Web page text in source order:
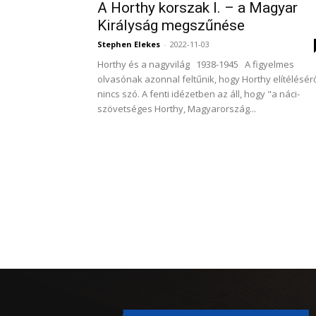
A Horthy korszak I. – a Magyar
Királyság megszűnése
Stephen Elekes - 2022-11-03
Horthy és a nagyvilág 1938-1945 A figyelmes
olvasónak azonnal feltűnik, hogy Horthy
nincs szó. A fenti idézetben az áll, hogy "a náci-
szövetséges Horthy, Magyarország...